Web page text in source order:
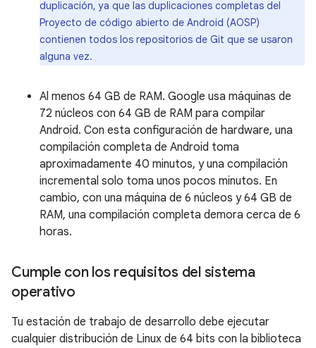
duplicación, ya que las duplicaciones completas del
Proyecto de código abierto de Android (AOSP)
contienen todos los repositorios de Git que se usaron
alguna vez.
Al menos 64 GB de RAM. Google usa máquinas de
72 núcleos con 64 GB de RAM para compilar
Android. Con esta configuración de hardware, una
compilación completa de Android toma
aproximadamente 40 minutos, y una compilación
incremental solo toma unos pocos minutos. En
cambio, con una máquina de 6 núcleos y 64 GB de
RAM, una compilación completa demora cerca de 6
horas.
Cumple con los requisitos del sistema
operativo
Tu estación de trabajo de desarrollo debe ejecutar
cualquier distribución de Linux de 64 bits con la biblioteca